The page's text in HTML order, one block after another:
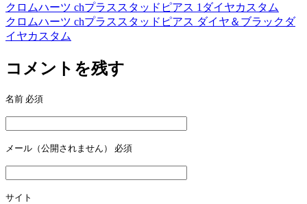
投
稿
ビ
ゲ
ー
シ
ョ
ン
クロムハーツ chプラススタッドピアス 1ダイヤカスタム
クロムハーツ chプラススタッドピアス ダイヤ＆ブラックダ
イヤカスタム
コメントを残す
名前 必須
メール（公開されません） 必須
サイト